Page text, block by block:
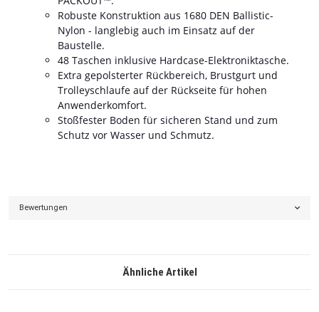
Robuste Konstruktion aus 1680 DEN Ballistic-
Nylon - langlebig auch im Einsatz auf der
Baustelle.
48 Taschen inklusive Hardcase-Elektroniktasche.
Extra gepolsterter Rückbereich, Brustgurt und
Trolleyschlaufe auf der Rückseite für hohen
Anwenderkomfort.
Stoßfester Boden für sicheren Stand und zum
Schutz vor Wasser und Schmutz.
Bewertungen
Ähnliche Artikel